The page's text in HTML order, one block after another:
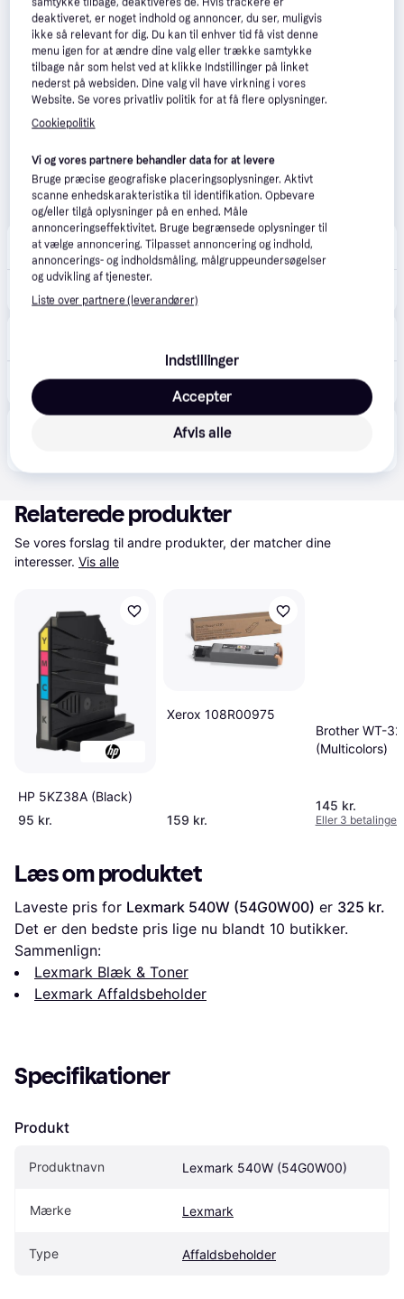
Grafical 4.8
Fri fragt
Lexmark MS911/MX910 waste toner bottle 90K.
Lexmark Opsamler til overskydende toner --> På fjernlager, levevering hos dig 20-08-2026 518 kr.
Eller 3 betalinger af 173 kr.
butikker, som ikke er
Relaterede produkter
Se vores forslag til andre produkter, der matcher dine
interesser. Vis alle
HP 5KZ38A (Black)
95 kr.
Xerox 108R00975
159 kr.
Brother WT-
(Multicolors)
145 kr.
Eller 3 betalinger
Læs om produktet
Laveste pris for Lexmark 540W (54G0W00) er 325 kr.
Det er den bedste pris lige nu blandt 10 butikker.
Sammenlign:
Lexmark Blæk & Toner
Lexmark Affaldsbeholder
Specifikationer
Produkt
Produktnavn Lexmark 540W (54G0W00)
Mærke Lexmark
Type Affaldsbeholder
deaktiveret, er noget indhold og annoncer, du ser, muligvis
ikke så relevant for dig. Du kan til enhver tid få vist denne
menu igen for at ændre dine valg eller trække samtykke
tilbage når som helst ved at klikke Indstillinger på linket
nederst på websiden. Dine valg vil have virkning i vores
Website. Se vores privatliv politik for at få flere oplysninger.
Cookiepolitik
Vi og vores partnere behandler data for at levere
Bruge præcise geografiske placeringsoplysninger. Aktivt
scanne enhedskarakteristika til identifikation. Opbevare
og/eller tilgå oplysninger på en enhed. Måle
annonceringseffektivitet. Bruge begrænsede oplysninger til
at vælge annoncering. Tilpasset annoncering og indhold,
annoncerings- og indholdsmåling, målgruppeundersøgelser
og udvikling af tjenester.
Liste over partnere (leverandører)
Indstillinger
Afvis alle
Accepter